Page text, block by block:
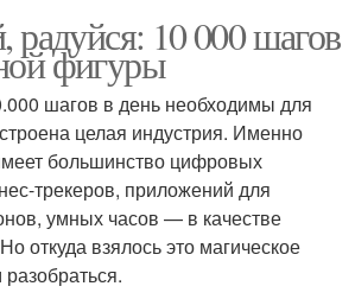
радуйся: 10 000 шагов
фигуры
шагов в день необходимы для
целая индустрия. Именно
большинство цифровых
трекеров, приложений для
умных часов — в качестве
откуда взялось это магическое